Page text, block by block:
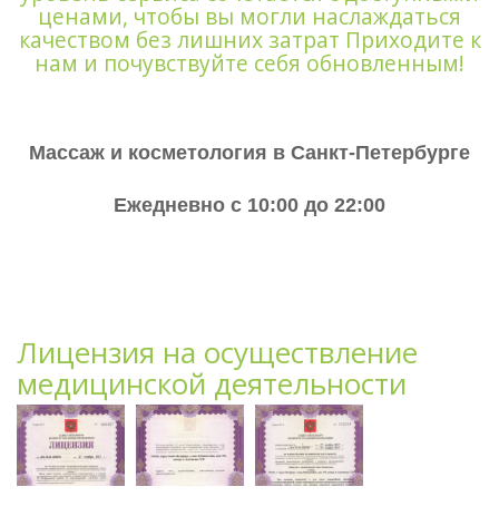
ценами, чтобы вы могли наслаждаться
качеством без лишних затрат Приходите к
нам и почувствуйте себя обновленным!
Массаж и косметология в Санкт-Петербурге
Ежедневно с 10:00 до 22:00
Лицензия на осуществление
медицинской деятельности